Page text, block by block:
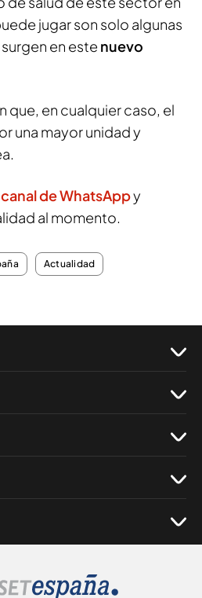
jugar son solo algunas
en este nuevo
que, en cualquier caso, el
una mayor unidad y
de WhatsAppy
al momento.
Actualidad